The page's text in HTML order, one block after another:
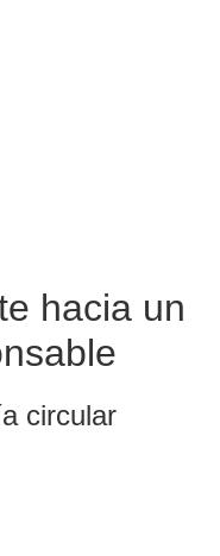
hacia un
circular